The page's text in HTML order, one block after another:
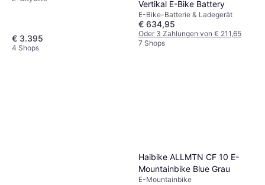
€ 3.395
4 Shops
Vertikal E-Bike Battery
E-Bike-Batterie & Ladegerät
€ 634,95
Oder 3 Zahlungen von € 211,65
7 Shops
Haibike ALLMTN CF 10 E-
Mountainbike Blue Grau
E-Mountainbike